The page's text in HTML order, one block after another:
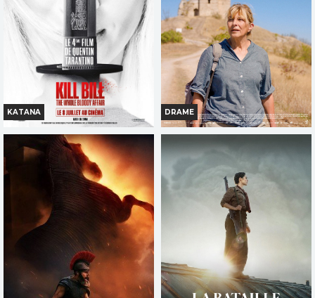
INT. -12ans
VF
TOUT PUBLIC
VF
VI
KATANA
KILL BILL THE WHOLE BLOODY
AFFAIR
Horaires et Infos
Bande-annonce
Réservation
INT. -16ans
VOST
DRAME
Horaires et Infos
Bande-annonce
Réservation
TOUT PUBLIC